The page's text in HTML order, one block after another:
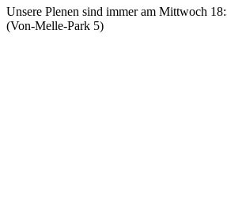
Unsere Plenen sind immer am Mittwoch
(Von-Melle-Park 5)